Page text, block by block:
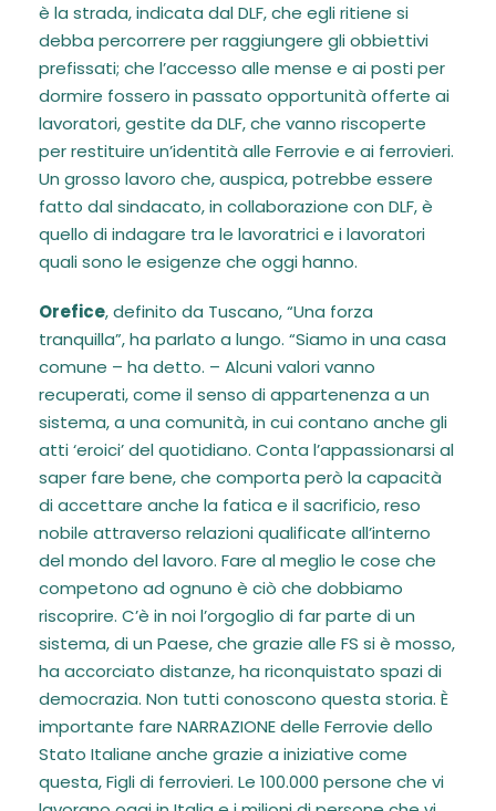
è la strada, indicata dal DLF, che egli ritiene si
debba percorrere per raggiungere gli obbiettivi
prefissati; che l’accesso alle mense e ai posti per
dormire fossero in passato opportunità offerte ai
lavoratori, gestite da DLF, che vanno riscoperte
per restituire un’identità alle Ferrovie e ai ferrovieri.
Un grosso lavoro che, auspica, potrebbe essere
fatto dal sindacato, in collaborazione con DLF, è
quello di indagare tra le lavoratrici e i lavoratori
quali sono le esigenze che oggi hanno.
Orefice, definito da Tuscano, “Una forza
tranquilla”, ha parlato a lungo. “Siamo in una casa
comune – ha detto. – Alcuni valori vanno
recuperati, come il senso di appartenenza a un
sistema, a una comunità, in cui contano anche gli
atti ‘eroici’ del quotidiano. Conta l’appassionarsi al
saper fare bene, che comporta però la capacità
di accettare anche la fatica e il sacrificio, reso
nobile attraverso relazioni qualificate all’interno
del mondo del lavoro. Fare al meglio le cose che
competono ad ognuno è ciò che dobbiamo
riscoprire. C’è in noi l’orgoglio di far parte di un
sistema, di un Paese, che grazie alle FS si è mosso,
ha accorciato distanze, ha riconquistato spazi di
democrazia. Non tutti conoscono questa storia. È
importante fare NARRAZIONE delle Ferrovie dello
Stato Italiane anche grazie a iniziative come
questa, Figli di ferrovieri. Le 100.000 persone che vi